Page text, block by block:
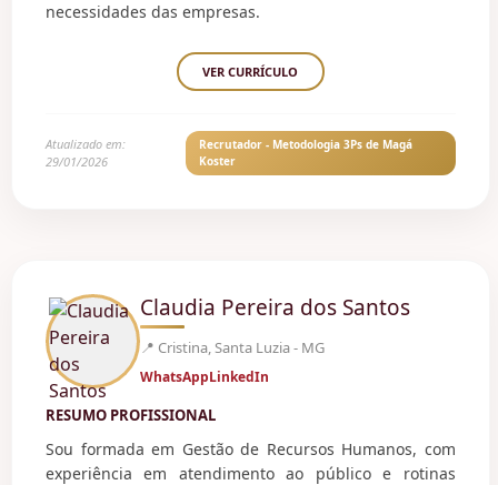
necessidades das empresas.
VER CURRÍCULO
Atualizado em:
29/01/2026
Recrutador - Metodologia 3Ps de Magá
Koster
Claudia Pereira dos Santos
📍 Cristina, Santa Luzia - MG
WhatsAppLinkedIn
RESUMO PROFISSIONAL
Sou formada em Gestão de Recursos Humanos, com
experiência em atendimento ao público e rotinas